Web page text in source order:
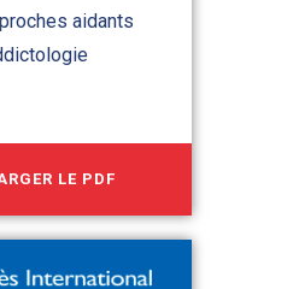
aidants
LE PDF